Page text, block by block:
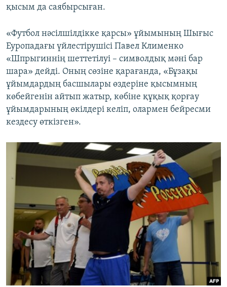
қысым да саябырсыған.
«Футбол нәсілшілдікке қарсы» ұйымының Шығыс
Еуропадағы үйлестірушісі Павел Клименко
«Шпрыгиннің шеттетілуі – символдық мәні бар
шара» дейді. Оның сөзіне қарағанда, «Бұзақы
ұйымдардың басшылары өздеріне қысымның
көбейгенін айтып жатыр, көбіне құқық қорғау
ұйымдарының өкілдері келіп, олармен бейресми
кездесу өткізген».